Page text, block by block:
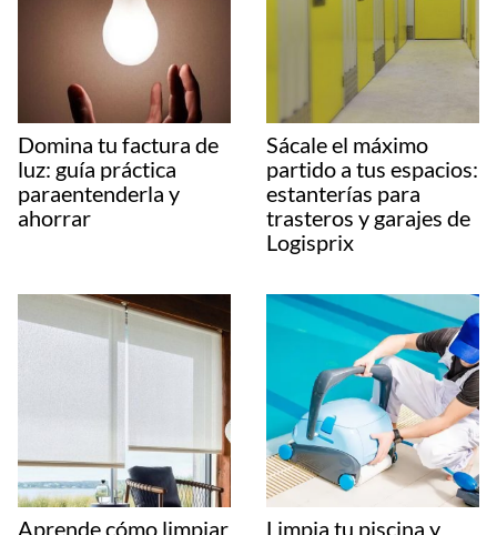
Domina tu factura de
luz: guía práctica
paraentenderla y
ahorrar
Sácale el máximo
partido a tus espacios:
estanterías para
trasteros y garajes de
Logisprix
Aprende cómo limpiar Limpia tu piscina y